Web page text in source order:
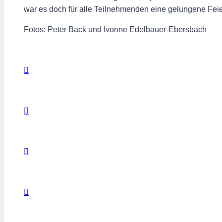
war es doch für alle Teilnehmenden eine gelungene
Fotos: Peter Back und Ivonne Edelbauer-Ebersbach